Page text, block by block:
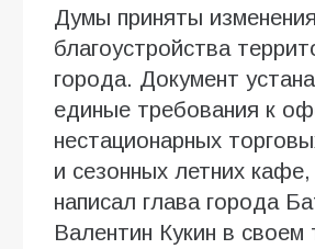
Думы приняты
благоустройства
города. Документ
единые требования к
нестационарных
и сезонных летних
написал глава города
Валентин Кукин в своем